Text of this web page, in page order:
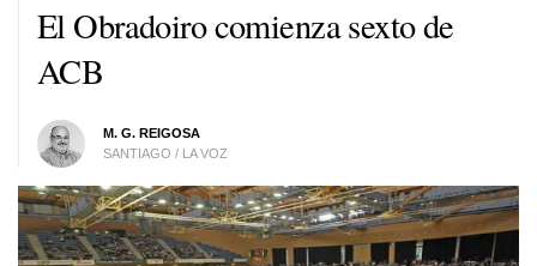
El Obradoiro comienza sexto de
ACB
M. G. REIGOSA
SANTIAGO / LA VOZ